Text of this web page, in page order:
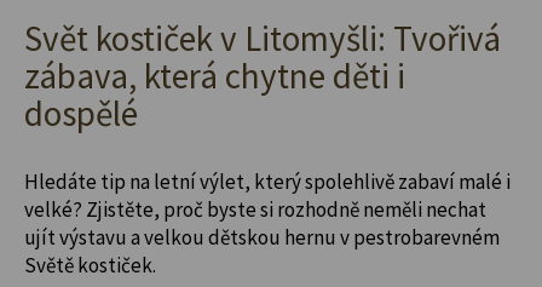
Svět kostiček v Litomyšli: Tvořivá
zábava, která chytne děti i
dospělé
Hledáte tip na letní výlet, který spolehlivě zabaví malé i
velké? Zjistěte, proč byste si rozhodně neměli nechat
ujít výstavu a velkou dětskou hernu v pestrobarevném
Světě kostiček.